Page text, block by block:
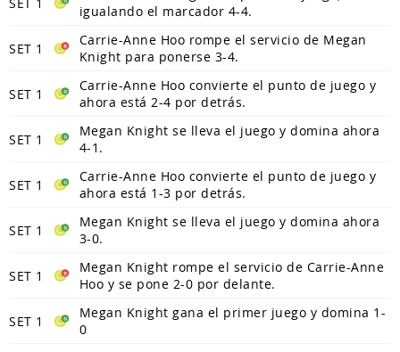
igualando el marcador 4-4.
SET 1
Carrie-Anne Hoo rompe el servicio de Megan
Knight para ponerse 3-4.
SET 1
Carrie-Anne Hoo convierte el punto de juego y
ahora está 2-4 por detrás.
SET 1
Megan Knight se lleva el juego y domina ahora
4-1.
SET 1
Carrie-Anne Hoo convierte el punto de juego y
ahora está 1-3 por detrás.
SET 1
Megan Knight se lleva el juego y domina ahora
3-0.
SET 1
Megan Knight rompe el servicio de Carrie-Anne
Hoo y se pone 2-0 por delante.
SET 1
Megan Knight gana el primer juego y domina 1-
0